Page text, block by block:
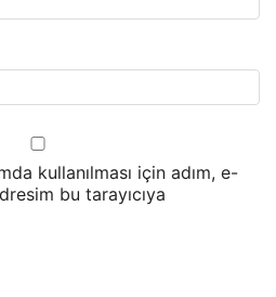
kullanılması için adım, e-
bu tarayıcıya